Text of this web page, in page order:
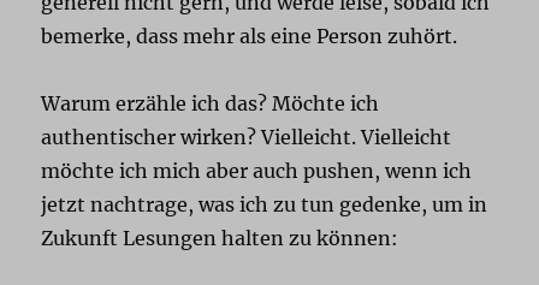
bemerke, dass mehr als eine Person zuhört.
Warum erzähle ich das? Möchte ich
authentischer wirken? Vielleicht. Vielleicht
möchte ich mich aber auch pushen, wenn ich
jetzt nachtrage, was ich zu tun gedenke, um in
Zukunft Lesungen halten zu können: